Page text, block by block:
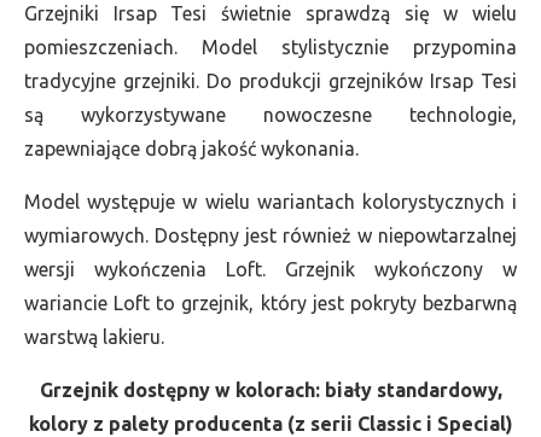
Grzejniki Irsap Tesi świetnie sprawdzą się w wielu
pomieszczeniach. Model stylistycznie przypomina
tradycyjne grzejniki. Do produkcji grzejników Irsap Tesi
są wykorzystywane nowoczesne technologie,
zapewniające dobrą jakość wykonania.
Model występuje w wielu wariantach kolorystycznych i
wymiarowych. Dostępny jest również w niepowtarzalnej
wersji wykończenia Loft. Grzejnik wykończony w
wariancie Loft to grzejnik, który jest pokryty bezbarwną
warstwą lakieru.
Grzejnik dostępny w kolorach: biały standardowy,
kolory z palety producenta (z serii Classic i Special)